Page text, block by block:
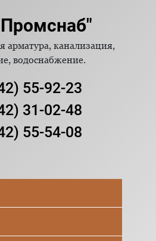
арматура, канализация,
водоснабжение.
55-92-23
31-02-48
55-54-08